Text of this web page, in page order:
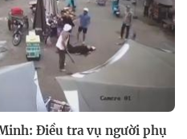
Điều tra vụ người phụ